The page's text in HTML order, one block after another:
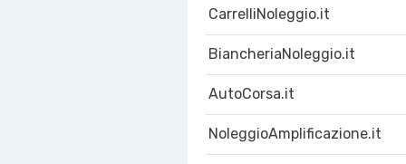
CarrelliNoleggio.it
BiancheriaNoleggio.it
AutoCorsa.it
NoleggioAmplificazione.it